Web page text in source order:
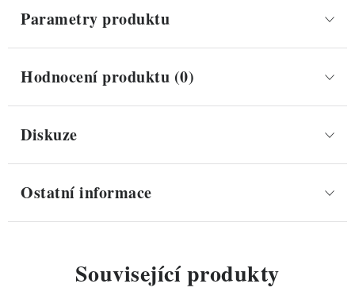
Parametry produktu
Hodnocení produktu (0)
Diskuze
Ostatní informace
Související produkty